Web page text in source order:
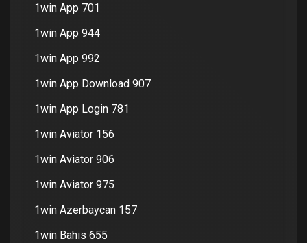
1win App 701
1win App 944
1win App 992
1win App Download 907
1win App Login 781
1win Aviator 156
1win Aviator 906
1win Aviator 975
1win Azerbaycan 157
1win Bahis 655